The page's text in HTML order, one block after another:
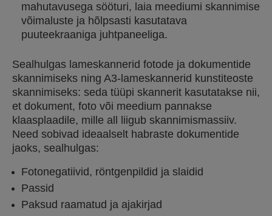
mahutavusega sööturi, laia meediumi skannimise
võimaluste ja hõlpsasti kasutatava
puuteekraaniga juhtpaneeliga.
Sealhulgas lameskannerid fotode ja dokumentide
skannimiseks ning A3-lameskannerid kunstiteoste
skannimiseks: seda tüüpi skannerit kasutatakse nii,
et dokument, foto või meedium pannakse
klaasplaadile, mille all liigub skannimismassiiv.
Need sobivad ideaalselt habraste dokumentide
jaoks, sealhulgas:
Fotonegatiivid, röntgenpildid ja slaidid
Passid
Paksud raamatud ja ajakirjad